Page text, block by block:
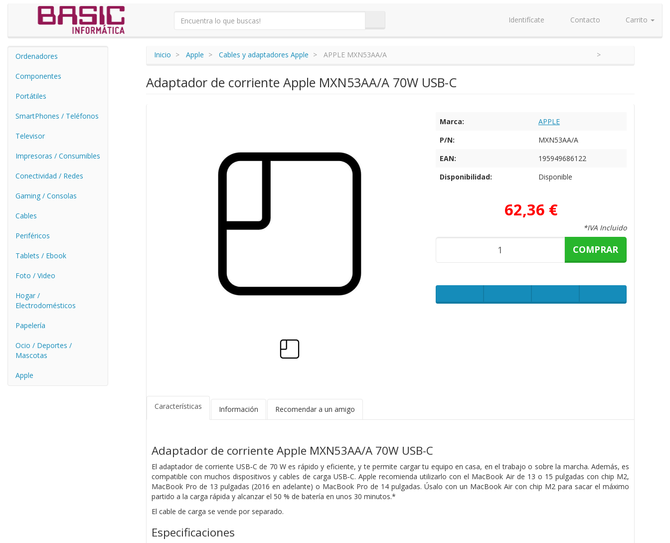
Identifícate Contacto Carrito
Ordenadores
Componentes
Portátiles
SmartPhones / Teléfonos
Televisor
Impresoras / Consumibles
Conectividad / Redes
Gaming / Consolas
Cables
Periféricos
Tablets / Ebook
Foto / Video
Hogar /
Electrodomésticos
Papelería
Ocio / Deportes /
Mascotas
Apple
Inicio Apple Cables y adaptadores Apple APPLE MXN53AA/A
Adaptador de corriente Apple MXN53AA/A 70W USB-C
Marca:
APPLE
P/N:
MXN53AA/A
EAN:
195949686122
Disponibilidad:
Disponible
62,36 €
*IVA Incluido
COMPRAR
Características Información Recomendar a un amigo
Adaptador de corriente Apple MXN53AA/A 70W USB-C
El adaptador de corriente USB‑C de 70 W es rápido y eficiente, y te permite cargar tu equipo en casa, en el trabajo o sobre la marcha. Además, es
compatible con muchos dispositivos y cables de carga USB‑C. Apple recomienda utilizarlo con el MacBook Air de 13 o 15 pulgadas con chip M2,
MacBook Pro de 13 pulgadas (2016 en adelante) o MacBook Pro de 14 pulgadas. Úsalo con un MacBook Air con chip M2 para sacar el máximo
partido a la carga rápida y alcanzar el 50 % de batería en unos 30 minutos.*
El cable de carga se vende por separado.
Especificaciones